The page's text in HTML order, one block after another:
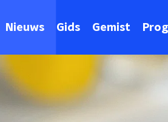
Nieuws Gids Gemist